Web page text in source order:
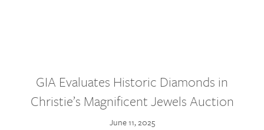
GIA Evaluates Historic Diamonds in
Christie’s Magnificent Jewels Auction
June 11, 2025